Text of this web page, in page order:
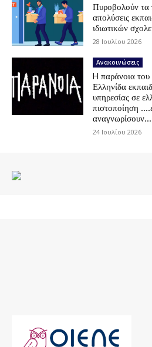
Πυροβολούν τα
απολύσεις
ιδιωτικών
28 Ιουλίου 2026
Ανακοινώσεις
H παράνοια
Ελληνίδα
υπηρεσίας σε
πιστοποίηση
αναγνωρίσουν...
24 Ιουλίου 2026